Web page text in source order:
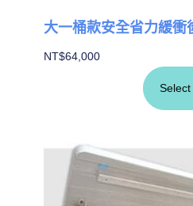
大一桶款安全省力緩衝
NT$64,000